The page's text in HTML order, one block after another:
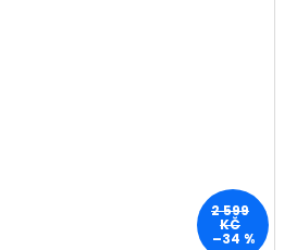
2 599
KČ
–34 %